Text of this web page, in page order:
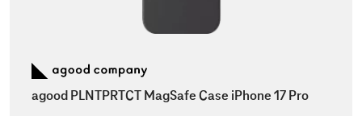
agood PLNTPRTCT MagSafe Case iPhone 17 Pro